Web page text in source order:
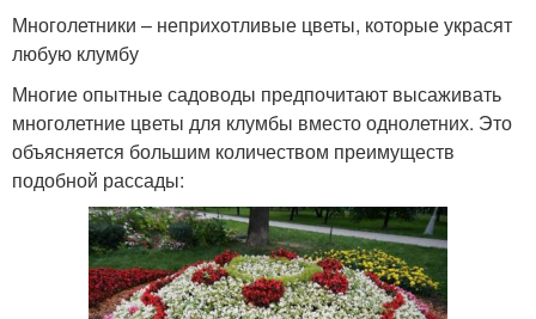
Многолетники – неприхотливые цветы, которые украсят
любую клумбу
Многие опытные садоводы предпочитают высаживать
многолетние цветы для клумбы вместо однолетних. Это
объясняется большим количеством преимуществ
подобной рассады: